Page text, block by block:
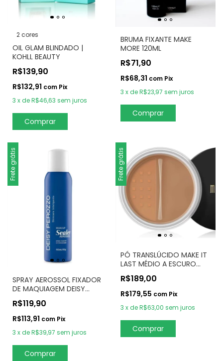
2 cores
OIL GLAM BLINDADO |
KOHLL BEAUTY
R$139,90
R$132,91 com Pix
3 xdeR$46,63 sem juros
Comprar
BRUMA FIXANTE MAKE
MORE 120ML
R$71,90
R$68,31 com Pix
3 xdeR$23,97 sem juros
Frete grátis
SPRAY AEROSSOL FIXADOR
DE MAQUIAGEM DEISY
PEROZZO
R$119,90
R$113,91 com Pix
3 xdeR$39,97 sem juros
Frete grátis
PÓ TRANSLÚCIDO MAKE IT
LAST MÉDIO A ESCURO
3,4g - MILANI
R$189,00
R$179,55 com Pix
3 xdeR$63,00 sem juros
Comprar